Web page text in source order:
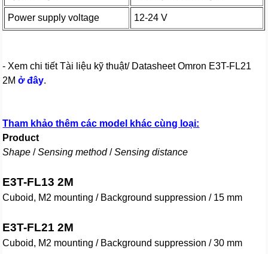
Power supply voltage 12-24 V
- Xem chi tiết Tài liệu kỹ thuật/ Datasheet Omron E3T-FL21
2Mở đây.
Tham khảo thêm các model khác cùng loại:
Product
Shape /Sensing method/Sensing distance
E3T-FL13 2M
Cuboid, M2 mounting / Background suppression / 15 mm
E3T-FL21 2M
Cuboid, M2 mounting / Background suppression / 30 mm